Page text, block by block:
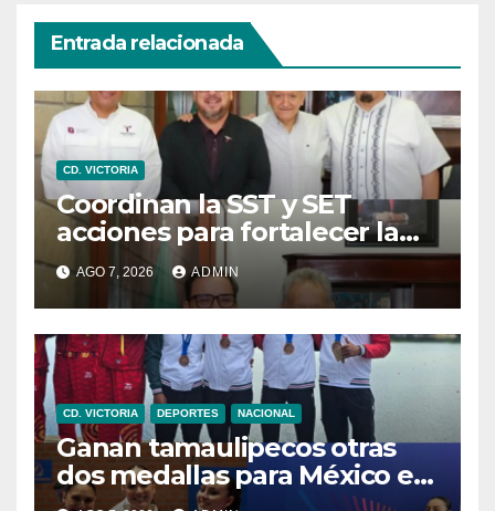
Entrada relacionada
CD. VICTORIA
Coordinan la SST y SET
acciones para fortalecer la
formación médica y la
bioética en Tamaulipas
AGO 7, 2026 ADMIN
CD. VICTORIA DEPORTES NACIONAL
Ganan tamaulipecos otras
dos medallas para México en
los Juegos